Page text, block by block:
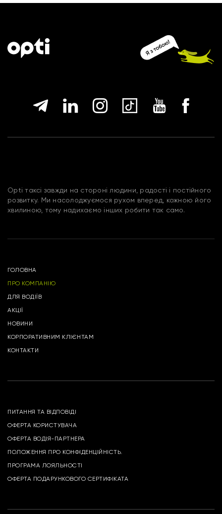
Opti таксі завжди на стороні людини, радості і постійного
розвитку. Ми насолоджуємося рухом вперед, кожною його
хвилиною, тому надихаємо інших робити так само.
ГОЛОВНА
ПРО КОМПАНІЮ
ДЛЯ ВОДІЇВ
АКЦІЇ
НОВИНИ
КОРПОРАТИВНИМ КЛІЄНТАМ
КОНТАКТИ
ПИТАННЯ ТА ВІДПОВІДІ
ОФЕРТА КОРИСТУВАЧА
ОФЕРТА ВОДІЯ-ПАРТНЕРА
ПОЛОЖЕННЯ ПРО КОНФІДЕНЦІЙНІСТЬ.
ПРОГРАМА ЛОЯЛЬНОСТІ
ОФЕРТА ПОДАРУНКОВОГО СЕРТИФІКАТА